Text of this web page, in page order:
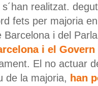
realitzat.
fets per majoria
Barcelona i del
i el
El no actuar
de la majoria, han